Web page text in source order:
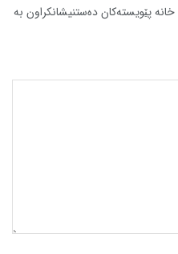
خانە پێویستەکان دەستنیشانکراون بە